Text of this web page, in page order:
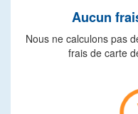
Aucun
Nous ne calculons pas
frais de carte